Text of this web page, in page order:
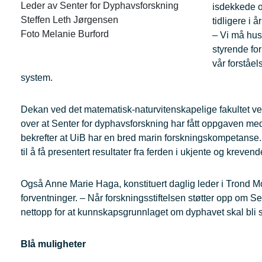
Leder av Senter for Dyphavsforskning
Steffen Leth Jørgensen
Foto Melanie Burford
isdekkede
tidligere i
– Vi må
styrende
vår
system.
Dekan ved det matematisk-naturvitenskapelige fakultet
over at Senter for dyphavsforskning har fått oppgaven
bekrefter at UiB har en bred marin
til å få presentert resultater fra ferden i ukjente og
Også Anne Marie Haga, konstituert daglig leder i Trond
forventninger. – Når forskningsstiftelsen støtter opp om
nettopp for at kunnskapsgrunnlaget om dyphavet skal bli
Blå muligheter